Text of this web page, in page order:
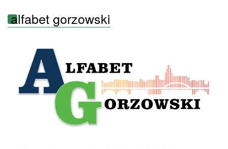
alfabet gorzowski